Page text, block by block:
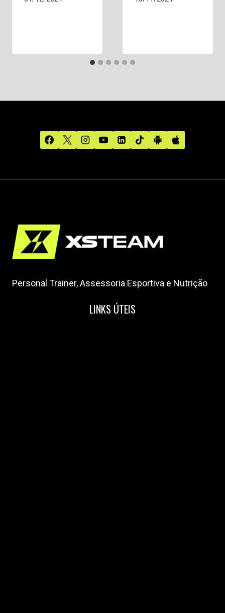
Personal Trainer, Assessoria Esportiva e Nutrição
LINKS ÚTEIS